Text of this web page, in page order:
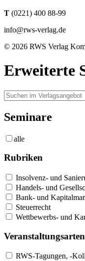
T (0221) 400 88-99
info@rws-verlag.de
© 2026 RWS Verlag
Erweiterte
Seminare
alle
Rubriken
Insolvenz- und
Handels- und
Bank- und
Steuerrecht
Wettbewerbs- und
Veranstaltungsarten
RWS-Tagungen, -